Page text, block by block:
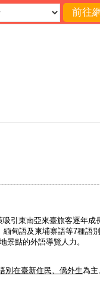
引東南亞來臺旅客逐年成
甸語及柬埔寨語等7種語
景點的外語導覽人力。
別在臺新住民、僑外生為主